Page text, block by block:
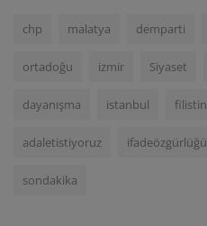
chp malatya demparti
ortadoğu izmir Siyaset
dayanışma istanbul filistin
adaletistiyoruz ifadeözgürlüğü
sondakika